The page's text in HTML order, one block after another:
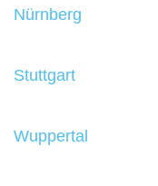
Nürnberg
Stuttgart
Wuppertal